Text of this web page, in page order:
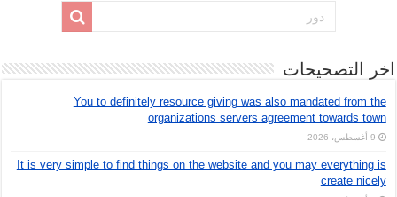
اخر التصحيحات
You to definitely resource giving was also mandated from the
organizations servers agreement towards town
9 أغسطس، 2026
It is very simple to find things on the website and you may everything is
create nicely